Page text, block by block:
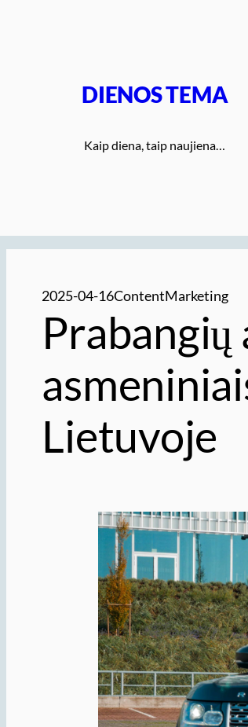
DIENOS TEMA
Kaip diena, taip naujiena…
2025-04-16ContentMarketing
Lietuvoje